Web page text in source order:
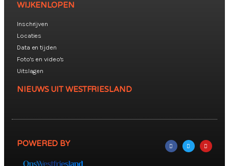
WIJKENLOPEN
Inschrijven
Locaties
Data en tijden
Foto's en video's
Uitslagen
NIEUWS UIT WESTFRIESLAND
POWERED BY